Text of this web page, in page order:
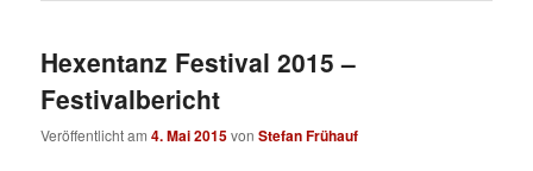
Hexentanz Festival 2015 –
Festivalbericht
Veröffentlicht am4. Mai 2015vonStefan Frühauf